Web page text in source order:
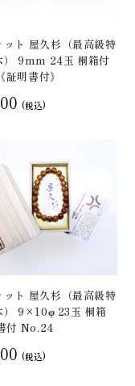
ット 屋久杉（最高級特
） 9mm 24玉 桐箱付
明書付》
(税込)
ット 屋久杉（最高級特
） 9×10φ 23玉 桐箱
付 No.24
(税込)